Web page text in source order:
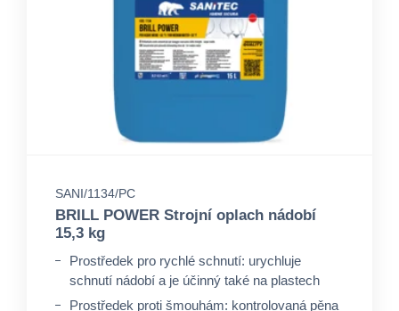
SANI/1134/PC
BRILL POWER Strojní oplach nádobí
15,3 kg
Prostředek pro rychlé schnutí: urychluje
schnutí nádobí a je účinný také na plastech
Prostředek proti šmouhám: kontrolovaná pěna